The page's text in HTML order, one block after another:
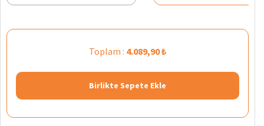
Toplam : 4.089,90 ₺
Birlikte Sepete Ekle